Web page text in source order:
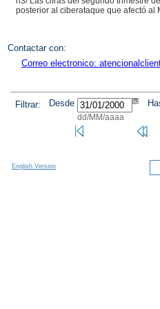
posterior al ciberataque que afectó al
Contactar con:
Correo electronico:
Filtrar: Desde
dd/MM/aaaa
English Version